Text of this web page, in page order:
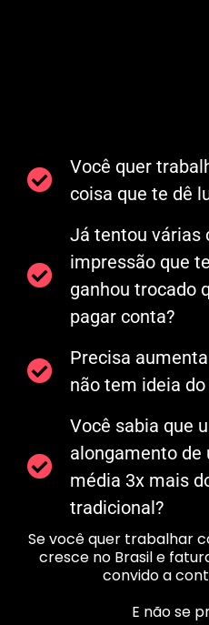
Você quer
coisa que te dê
Já tentou várias
impressão que
ganhou trocado
pagar conta?
Precisa
não tem ideia
Você sabia que
alongamento de
média 3x mais
tradicional?
Se você quer trabalhar
cresce no Brasil e
convido a
E não se